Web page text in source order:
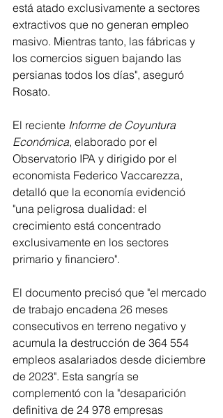
está atado exclusivamente a sectores
extractivos que no generan empleo
masivo. Mientras tanto, las fábricas y
los comercios siguen bajando las
persianas todos los días", aseguró
Rosato.
El reciente Informe de Coyuntura
Económica, elaborado por el
Observatorio IPA y dirigido por el
economista Federico Vaccarezza,
detalló que la economía evidenció
"una peligrosa dualidad: el
crecimiento está concentrado
exclusivamente en los sectores
primario y financiero".
El documento precisó que "el mercado
de trabajo encadena 26 meses
consecutivos en terreno negativo y
acumula la destrucción de 364 554
empleos asalariados desde diciembre
de 2023". Esta sangría se
complementó con la "desaparición
definitiva de 24 978 empresas